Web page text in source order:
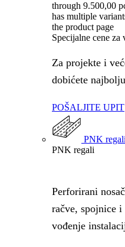
through 9.500,00
has multiple
the product page
Specijalne cene za
Za projekte i
dobićete
POŠALJITE UPIT
PNK regali
PNK regali
Perforirani
račve, spojnice
vođenje